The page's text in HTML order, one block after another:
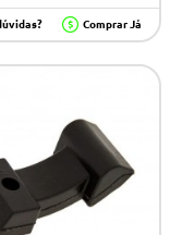
Comprar Já